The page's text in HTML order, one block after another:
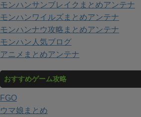
モンハンサンブレイクまとめアンテナ
モンハンワイルズまとめアンテナ
モンハンナウ攻略まとめアンテナ
モンハン人気ブログ
アニメまとめアンテナ
おすすめゲーム攻略
FGO
ウマ娘まとめ